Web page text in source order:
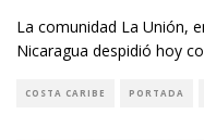
La comunidad La Unión,
Nicaragua despidió hoy
COSTA CARIBE PORTADA